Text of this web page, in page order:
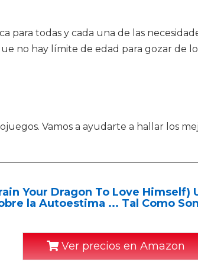
para todas y cada una de las
no hay límite de edad para gozar de
Vamos a ayudarte a hallar los
Your Dragon To Love Himself)
la Autoestima ... Tal Como
Ver precios en Amazon